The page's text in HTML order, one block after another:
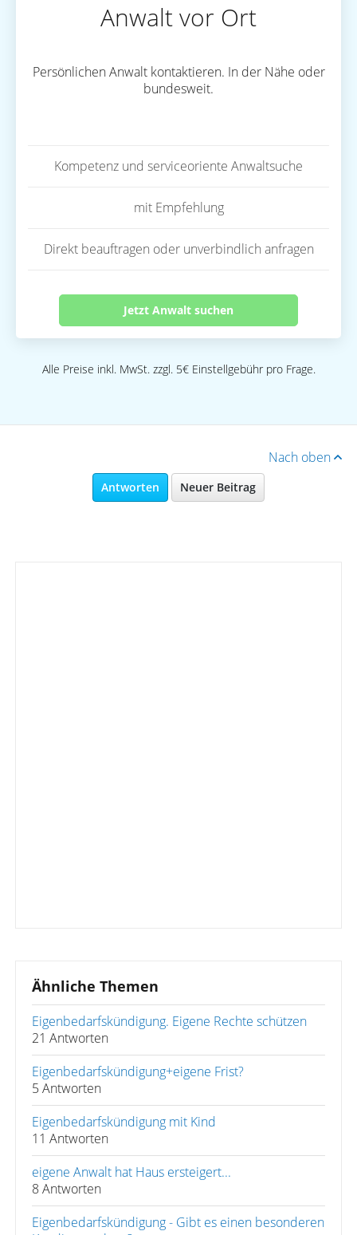
Anwalt vor Ort
Persönlichen Anwalt kontaktieren. In der Nähe oder
bundesweit.
Kompetenz und serviceoriente Anwaltsuche
mit Empfehlung
Direkt beauftragen oder unverbindlich anfragen
Jetzt Anwalt suchen
Alle Preise inkl. MwSt. zzgl. 5€ Einstellgebühr pro Frage.
Nach oben
Antworten Neuer Beitrag
Ähnliche Themen
Eigenbedarfskündigung. Eigene Rechte schützen
21 Antworten
Eigenbedarfskündigung+eigene Frist?
5 Antworten
Eigenbedarfskündigung mit Kind
11 Antworten
eigene Anwalt hat Haus ersteigert...
8 Antworten
Eigenbedarfskündigung - Gibt es einen besonderen